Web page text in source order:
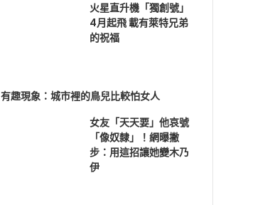
火星直升機「獨創號」
4月起飛 載有萊特兄弟
的祝福
有趣現象：城市裡的鳥兒比較怕女人
女友「天天要」他哀號
「像奴隸」！網曝撇
步：用這招讓她變木乃
伊